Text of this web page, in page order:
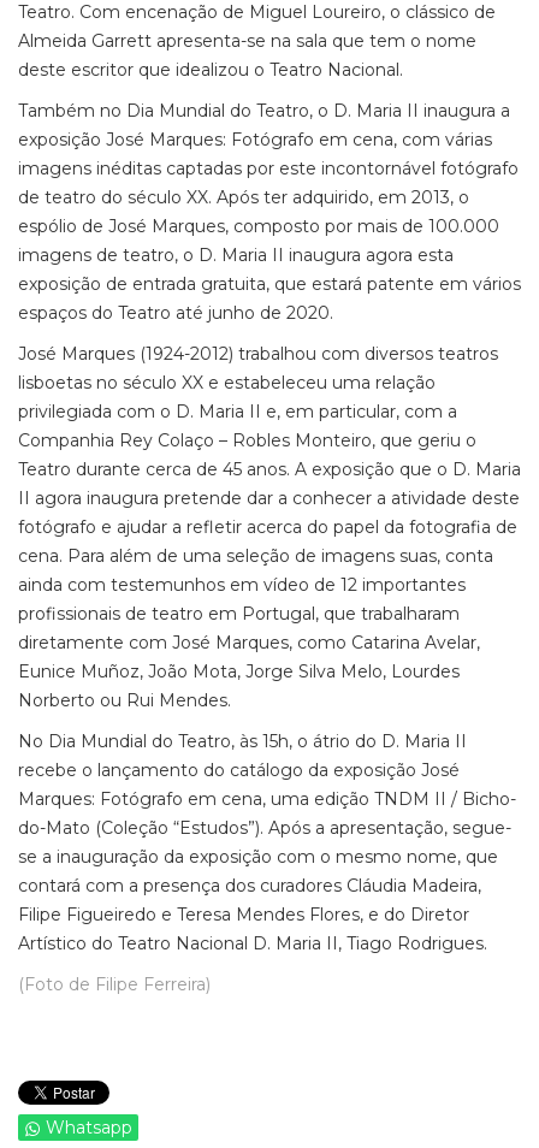
Teatro. Com encenação de Miguel Loureiro, o clássico de
Almeida Garrett apresenta-se na sala que tem o nome
deste escritor que idealizou o Teatro Nacional.
Também no Dia Mundial do Teatro, o D. Maria II inaugura a
exposição José Marques: Fotógrafo em cena, com várias
imagens inéditas captadas por este incontornável fotógrafo
de teatro do século XX. Após ter adquirido, em 2013, o
espólio de José Marques, composto por mais de 100.000
imagens de teatro, o D. Maria II inaugura agora esta
exposição de entrada gratuita, que estará patente em vários
espaços do Teatro até junho de 2020.
José Marques (1924-2012) trabalhou com diversos teatros
lisboetas no século XX e estabeleceu uma relação
privilegiada com o D. Maria II e, em particular, com a
Companhia Rey Colaço – Robles Monteiro, que geriu o
Teatro durante cerca de 45 anos. A exposição que o D. Maria
II agora inaugura pretende dar a conhecer a atividade deste
fotógrafo e ajudar a refletir acerca do papel da fotografia de
cena. Para além de uma seleção de imagens suas, conta
ainda com testemunhos em vídeo de 12 importantes
profissionais de teatro em Portugal, que trabalharam
diretamente com José Marques, como Catarina Avelar,
Eunice Muñoz, João Mota, Jorge Silva Melo, Lourdes
Norberto ou Rui Mendes.
No Dia Mundial do Teatro, às 15h, o átrio do D. Maria II
recebe o lançamento do catálogo da exposição José
Marques: Fotógrafo em cena, uma edição TNDM II / Bicho-
do-Mato (Coleção “Estudos”). Após a apresentação, segue-
se a inauguração da exposição com o mesmo nome, que
contará com a presença dos curadores Cláudia Madeira,
Filipe Figueiredo e Teresa Mendes Flores, e do Diretor
Artístico do Teatro Nacional D. Maria II, Tiago Rodrigues.
(Foto de Filipe Ferreira)
Whatsapp